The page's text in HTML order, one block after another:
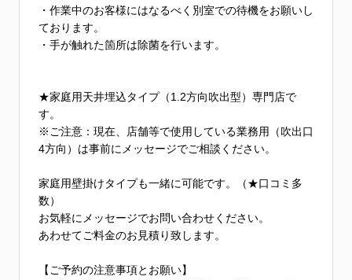
・作業中のお客様にはなるべく別室での待機をお願いし
ております。
・手が触れた箇所は除菌を行います。
★家庭用天井埋込タイプ（1.2方向吹出型）専門店で
す。
※ご注意：現在、店舗等で使用している業務用（吹出口
4方向）は事前にメッセージでご相談ください。
家庭用壁掛けタイプも一緒に可能です。（★口コミ多
数）
お気軽にメッセージでお問い合わせください。
あわせてご料金のお見積り致します。
【ご予約の注意事項とお願い】